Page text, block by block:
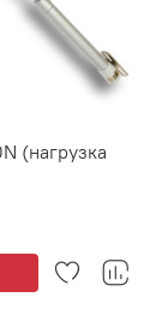
(нагрузка